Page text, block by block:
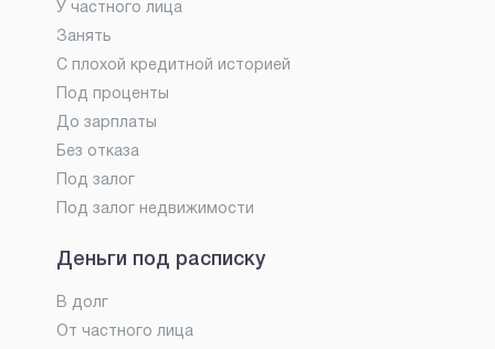
У частного лица
Занять
С плохой кредитной историей
Под проценты
До зарплаты
Без отказа
Под залог
Под залог недвижимости
Деньги под расписку
В долг
От частного лица